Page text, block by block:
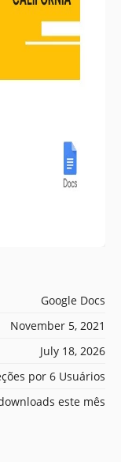
Google Docs
November 5, 2021
July 18, 2026
por 6 Usuários
este mês